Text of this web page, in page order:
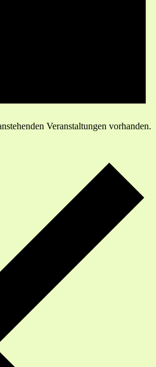
Veranstaltungen vorhanden.